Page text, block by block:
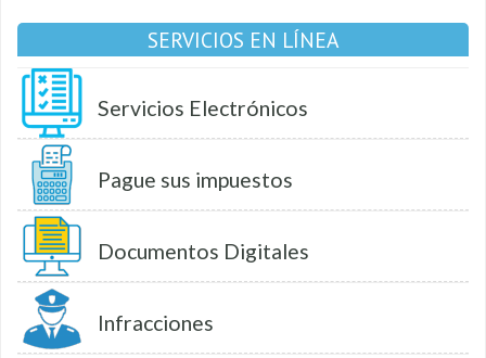
SERVICIOS EN LÍNEA
Servicios Electrónicos
Pague sus impuestos
Documentos Digitales
Infracciones